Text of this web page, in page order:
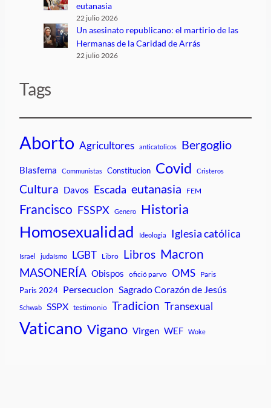
eutanasia
22 julio 2026
Un asesinato republicano: el martirio de las
Hermanas de la Caridad de Arrás
22 julio 2026
Tags
Aborto Agricultores anticatolicos Bergoglio
Blasfema Communistas Constitucion Covid Cristeros
Cultura Davos Escada eutanasia FEM
Francisco FSSPX Genero Historia
Homosexualidad Ideologia Iglesia católica
Israel judaísmo LGBT Libro Libros Macron
MASONERÍA Obispos ofició parvo OMS Paris
Paris 2024 Persecucion Sagrado Corazón de Jesús
Schwab SSPX testimonio Tradicion Transexual
Vaticano Vigano Virgen WEF Woke